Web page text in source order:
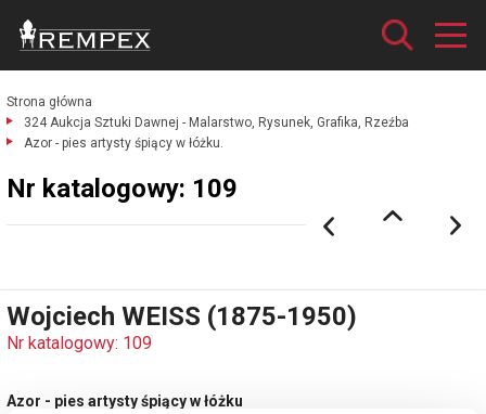
Strona główna
324 Aukcja Sztuki Dawnej - Malarstwo, Rysunek, Grafika, Rzeźba
Azor - pies artysty śpiący w łóżku.
Nr katalogowy: 109
Wojciech WEISS (1875-1950)
Nr katalogowy: 109
Azor - pies artysty śpiący w łóżku